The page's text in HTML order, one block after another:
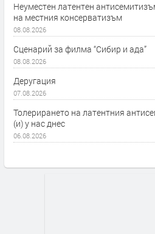
Неуместен латентен
на местния консерватизъм
08.08.2026
Сценарий за филма “Сибир и ада”
08.08.2026
Деругация
07.08.2026
Толерирането на латентния
(и) у нас днес
06.08.2026